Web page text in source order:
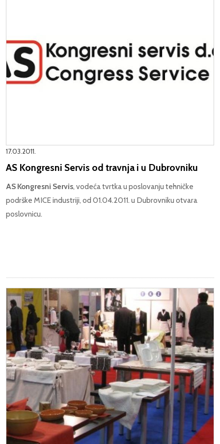
17.03.2011.
AS Kongresni Servis od travnja i u Dubrovniku
AS Kongresni Servis, vodeća tvrtka u poslovanju tehničke
podrške MICE industriji, od 01.04.2011. u Dubrovniku otvara
poslovnicu.